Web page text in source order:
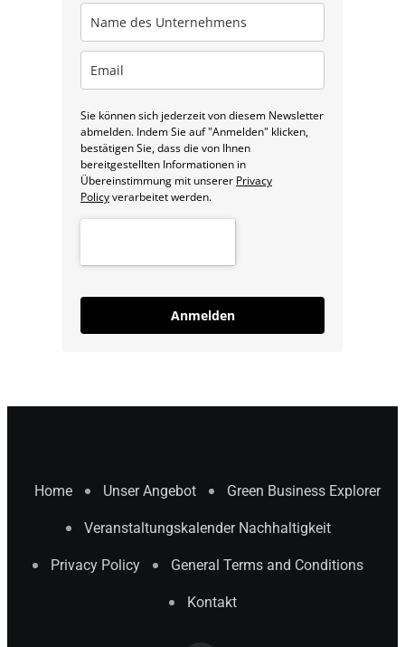
Sie können sich jederzeit von diesem Newsletter
abmelden. Indem Sie auf "Anmelden" klicken,
bestätigen Sie, dass die von Ihnen
bereitgestellten Informationen in
Übereinstimmung mit unserer Privacy
Policyverarbeitet werden.
Anmelden
Home Unser Angebot Green Business Explorer
Veranstaltungskalender Nachhaltigkeit
Privacy Policy General Terms and Conditions
Kontakt